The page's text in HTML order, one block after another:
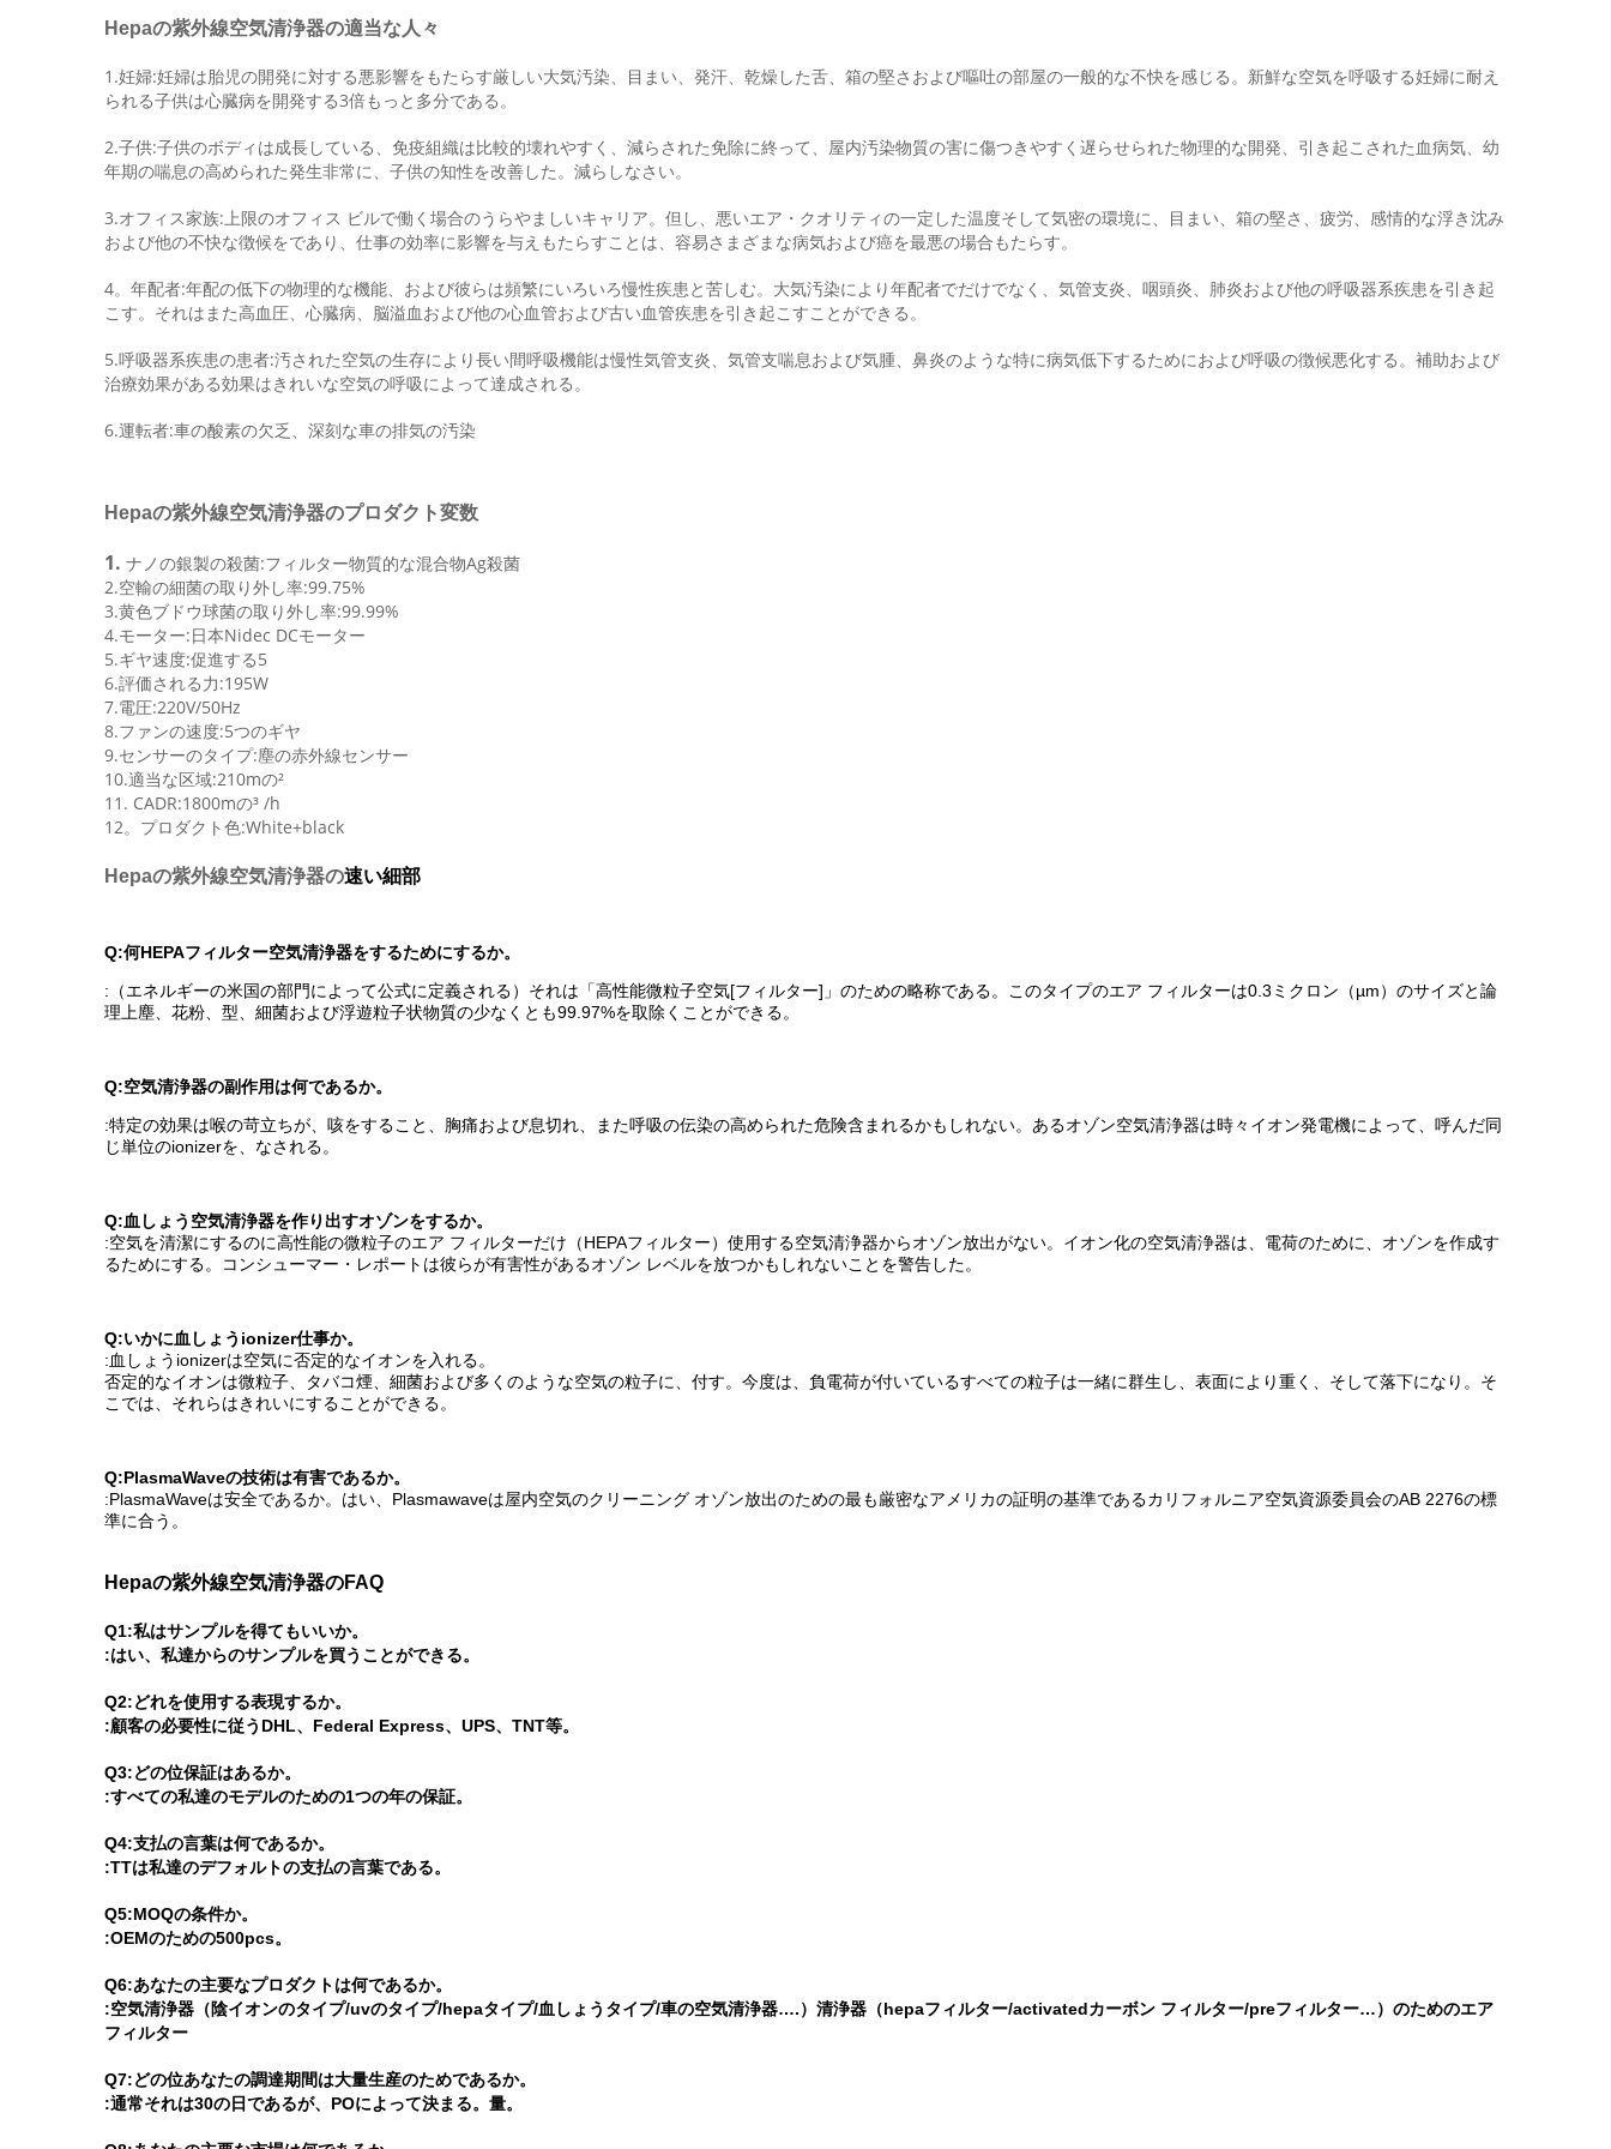
Hepaの紫外線空気清浄器の適当な人々
1.妊婦:妊婦は胎児の開発に対する悪影響をもたらす厳しい大気汚染、目まい、発汗、乾燥した舌、箱の堅さおよび嘔吐の部屋の一般的な不快を感じる。新鮮な空気を呼吸する妊婦に耐え
られる子供は心臓病を開発する3倍もっと多分である。
2.子供:子供のボディは成長している、免疫組織は比較的壊れやすく、減らされた免除に終って、屋内汚染物質の害に傷つきやすく遅らせられた物理的な開発、引き起こされた血病気、幼
年期の喘息の高められた発生非常に、子供の知性を改善した。減らしなさい。
3.オフィス家族:上限のオフィス ビルで働く場合のうらやましいキャリア。但し、悪いエア・クオリティの一定した温度そして気密の環境に、目まい、箱の堅さ、疲労、感情的な浮き沈み
および他の不快な徴候をであり、仕事の効率に影響を与えもたらすことは、容易さまざまな病気および癌を最悪の場合もたらす。
4。年配者:年配の低下の物理的な機能、および彼らは頻繁にいろいろ慢性疾患と苦しむ。大気汚染により年配者でだけでなく、気管支炎、咽頭炎、肺炎および他の呼吸器系疾患を引き起
こす。それはまた高血圧、心臓病、脳溢血および他の心血管および古い血管疾患を引き起こすことができる。
5.呼吸器系疾患の患者:汚された空気の生存により長い間呼吸機能は慢性気管支炎、気管支喘息および気腫、鼻炎のような特に病気低下するためにおよび呼吸の徴候悪化する。補助および
治療効果がある効果はきれいな空気の呼吸によって達成される。
6.運転者:車の酸素の欠乏、深刻な車の排気の汚染
Hepaの紫外線空気清浄器のプロダクト変数
1. ナノの銀製の殺菌:フィルター物質的な混合物Ag殺菌
2.空輸の細菌の取り外し率:99.75%
3.黄色ブドウ球菌の取り外し率:99.99%
4.モーター:日本Nidec DCモーター
5.ギヤ速度:促進する5
6.評価される力:195W
7.電圧:220V/50Hz
8.ファンの速度:5つのギヤ
9.センサーのタイプ:塵の赤外線センサー
10.適当な区域:210mの²
11. CADR:1800mの³ /h
12。プロダクト色:White+black
Hepaの紫外線空気清浄器の速い細部
Q:何HEPAフィルター空気清浄器をするためにするか。
:（エネルギーの米国の部門によって公式に定義される）それは「高性能微粒子空気[フィルター]」のための略称である。このタイプのエア フィルターは0.3ミクロン（µm）のサイズと論
理上塵、花粉、型、細菌および浮遊粒子状物質の少なくとも99.97%を取除くことができる。
Q:空気清浄器の副作用は何であるか。
:特定の効果は喉の苛立ちが、咳をすること、胸痛および息切れ、また呼吸の伝染の高められた危険含まれるかもしれない。あるオゾン空気清浄器は時々イオン発電機によって、呼んだ同
じ単位のionizerを、なされる。
Q:血しょう空気清浄器を作り出すオゾンをするか。
:空気を清潔にするのに高性能の微粒子のエア フィルターだけ（HEPAフィルター）使用する空気清浄器からオゾン放出がない。イオン化の空気清浄器は、電荷のために、オゾンを作成す
るためにする。コンシューマー・レポートは彼らが有害性があるオゾン レベルを放つかもしれないことを警告した。
Q:いかに血しょうionizer仕事か。
:血しょうionizerは空気に否定的なイオンを入れる。
否定的なイオンは微粒子、タバコ煙、細菌および多くのような空気の粒子に、付す。今度は、負電荷が付いているすべての粒子は一緒に群生し、表面により重く、そして落下になり。そ
こでは、それらはきれいにすることができる。
Q:PlasmaWaveの技術は有害であるか。
:PlasmaWaveは安全であるか。はい、Plasmawaveは屋内空気のクリーニング オゾン放出のための最も厳密なアメリカの証明の基準であるカリフォルニア空気資源委員会のAB 2276の標
準に合う。
Hepaの紫外線空気清浄器のFAQ
Q1:私はサンプルを得てもいいか。
:はい、私達からのサンプルを買うことができる。
Q2:どれを使用する表現するか。
:顧客の必要性に従うDHL、Federal Express、UPS、TNT等。
Q3:どの位保証はあるか。
:すべての私達のモデルのための1つの年の保証。
Q4:支払の言葉は何であるか。
:TTは私達のデフォルトの支払の言葉である。
Q5:MOQの条件か。
:OEMのための500pcs。
Q6:あなたの主要なプロダクトは何であるか。
:空気清浄器（陰イオンのタイプ/uvのタイプ/hepaタイプ/血しょうタイプ/車の空気清浄器….）清浄器（hepaフィルター/activatedカーボン フィルター/preフィルター…）のためのエア
フィルター
Q7:どの位あなたの調達期間は大量生産のためであるか。
:通常それは30の日であるが、POによって決まる。量。